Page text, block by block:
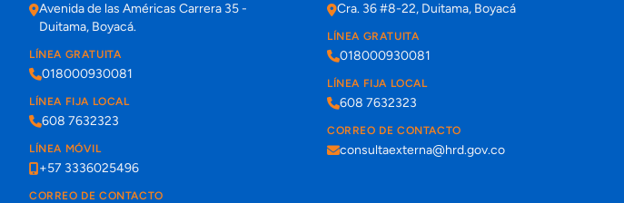
Avenida de las Américas Carrera 35 -
Duitama, Boyacá.
LÍNEA GRATUITA
018000930081
LÍNEA FIJA LOCAL
608 7632323
LÍNEA MÓVIL
+57 3336025496
CORREO DE CONTACTO
Cra. 36 #8-22, Duitama, Boyacá
LÍNEA GRATUITA
018000930081
LÍNEA FIJA LOCAL
608 7632323
CORREO DE CONTACTO
consultaexterna@hrd.gov.co